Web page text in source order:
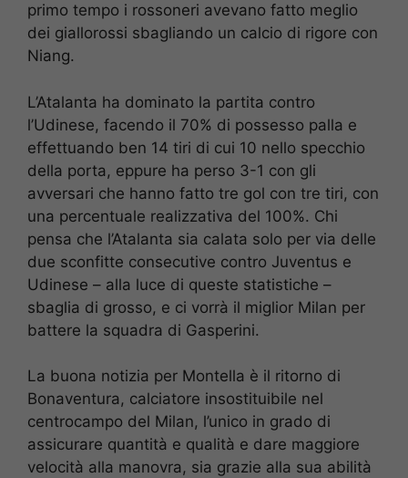
primo tempo i rossoneri avevano fatto meglio
dei giallorossi sbagliando un calcio di rigore con
Niang.
L’Atalanta ha dominato la partita contro
l’Udinese, facendo il 70% di possesso palla e
effettuando ben 14 tiri di cui 10 nello specchio
della porta, eppure ha perso 3-1 con gli
avversari che hanno fatto tre gol con tre tiri, con
una percentuale realizzativa del 100%. Chi
pensa che l’Atalanta sia calata solo per via delle
due sconfitte consecutive contro Juventus e
Udinese – alla luce di queste statistiche –
sbaglia di grosso, e ci vorrà il miglior Milan per
battere la squadra di Gasperini.
La buona notizia per Montella è il ritorno di
Bonaventura, calciatore insostituibile nel
centrocampo del Milan, l’unico in grado di
assicurare quantità e qualità e dare maggiore
velocità alla manovra, sia grazie alla sua abilità